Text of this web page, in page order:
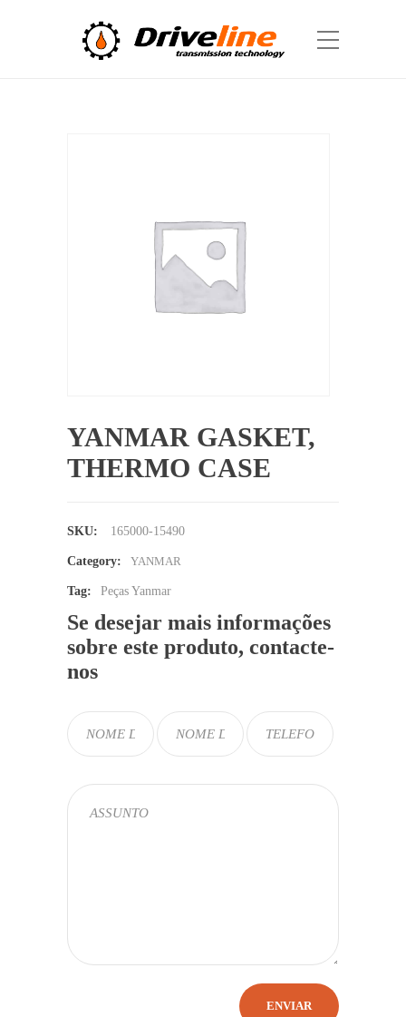
YANMAR GASKET,
THERMO CASE
SKU: 165000-15490
Category: YANMAR
Tag: Peças Yanmar
Se desejar mais informações
sobre este produto, contacte-
nos